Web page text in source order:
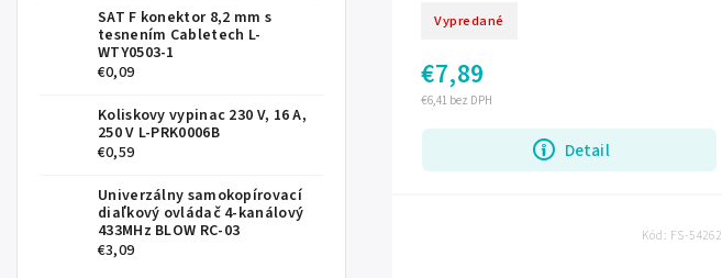
SAT F konektor 8,2 mm s
tesnením Cabletech L-
WTY0503-1
€0,09
Koliskovy vypinac 230 V, 16 A,
250 V L-PRK0006B
€0,59
Univerzálny samokopírovací
diaľkový ovládač 4-kanálový
433MHz BLOW RC-03
€3,09
Vypredané
€6,41 bez DPH
€7,89
Detail
Kód: FS-54262